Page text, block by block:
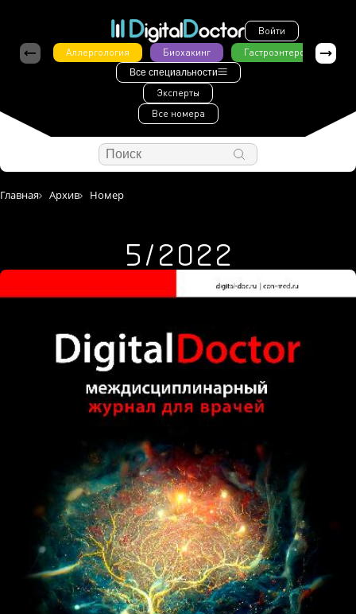
Войти
Аллергология
Биохакинг Гастроэнтерология
Все специальности
Эксперты
Все номера
Главная Архив Номер
5/2022